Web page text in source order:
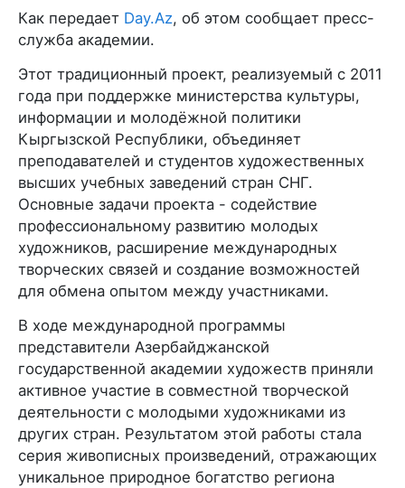
Как передает Day.Az, об этом сообщает пресс-
служба академии.
Этот традиционный проект, реализуемый с 2011
года при поддержке министерства культуры,
информации и молодёжной политики
Кыргызской Республики, объединяет
преподавателей и студентов художественных
высших учебных заведений стран СНГ.
Основные задачи проекта - содействие
профессиональному развитию молодых
художников, расширение международных
творческих связей и создание возможностей
для обмена опытом между участниками.
В ходе международной программы
представители Азербайджанской
государственной академии художеств приняли
активное участие в совместной творческой
деятельности с молодыми художниками из
других стран. Результатом этой работы стала
серия живописных произведений, отражающих
уникальное природное богатство региона